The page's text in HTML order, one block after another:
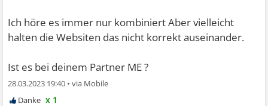
Ich höre es immer nur kombiniert Aber vielleicht
halten die Websiten das nicht korrekt auseinander.
Ist es bei deinem Partner ME ?
28.03.2023 19:40 •
x 1